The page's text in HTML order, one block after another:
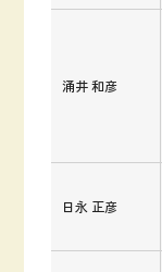
涌井 和彦
日永 正彦